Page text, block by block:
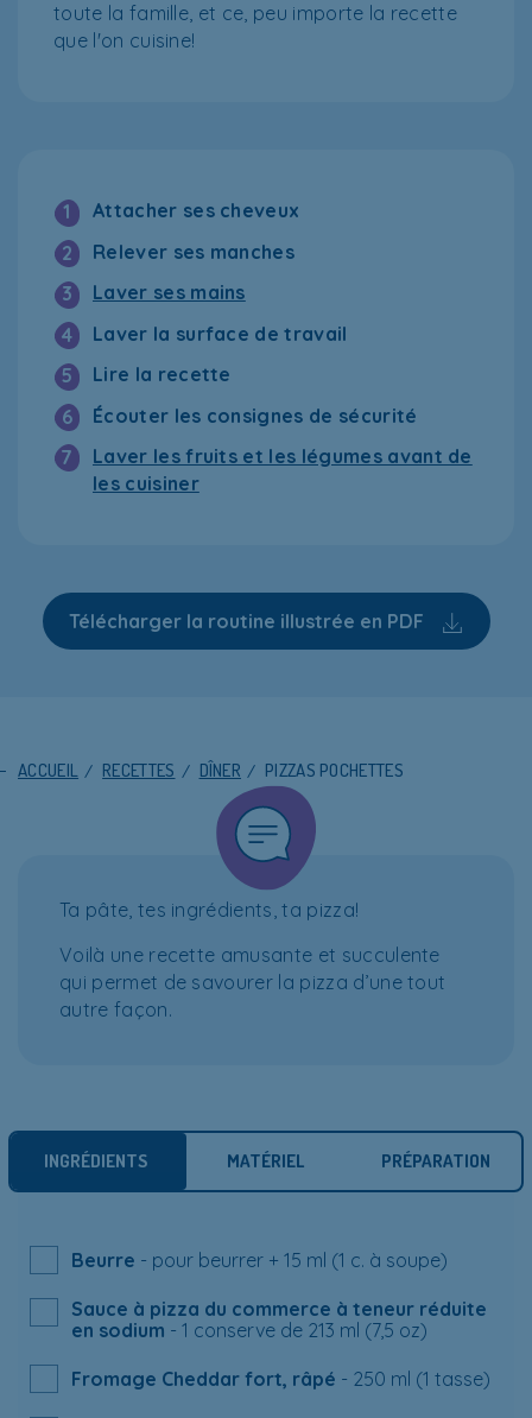
toute la famille, et ce, peu importe la recette
que l'on cuisine!
1
Attacher ses cheveux
2
Relever ses manches
3
Laver ses mains
4
Laver la surface de travail
5
Lire la recette
6
Écouter les consignes de sécurité
7
Laver les fruits et les légumes avant de
les cuisiner
Télécharger la routine illustrée en PDF
ACCUEIL / RECETTES / DÎNER / PIZZAS POCHETTES
Ta pâte, tes ingrédients, ta pizza!
Voilà une recette amusante et succulente
qui permet de savourer la pizza d’une tout
autre façon.
INGRÉDIENTS MATÉRIEL PRÉPARATION
Beurre - pour beurrer + 15 ml (1 c. à soupe)
Sauce à pizza du commerce à teneur réduite
en sodium - 1 conserve de 213 ml (7,5 oz)
Fromage Cheddar fort, râpé - 250 ml (1 tasse)